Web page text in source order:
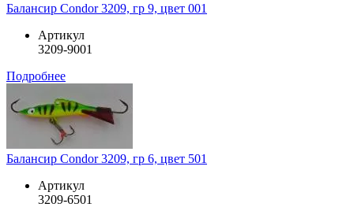
Балансир Condor 3209, гр 9, цвет 001
Артикул
3209-9001
Подробнее
Балансир Condor 3209, гр 6, цвет 501
Артикул
3209-6501